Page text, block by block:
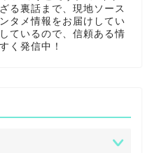
る裏話まで、現地ソース
タメ情報をお届けしてい
ているので、信頼ある情
く発信中！